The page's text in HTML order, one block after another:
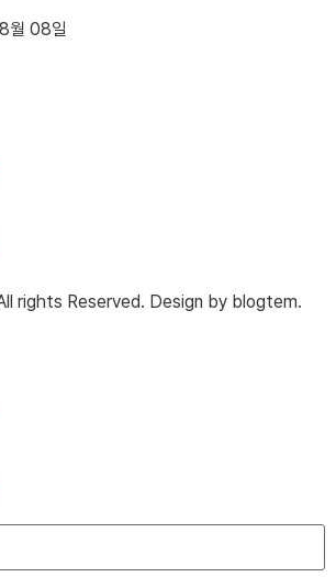
월 08일
rights Reserved. Design by blogtem.